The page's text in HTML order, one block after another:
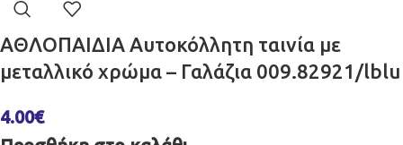
ΑΘΛΟΠΑΙΔΙΑ Αυτοκόλλητη ταινία με
μεταλλικό χρώμα – Γαλάζια 009.82921/lblu
4.00€